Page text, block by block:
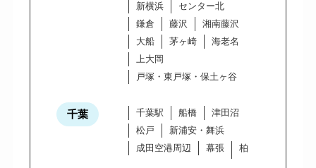
新横浜
センター北
鎌倉
藤沢
湘南藤沢
大船
茅ヶ崎
海老名
上大岡
戸塚・東戸塚・保土ヶ谷
千葉 千葉駅 船橋
津田沼
松戸
新浦安・舞浜
成田空港周辺
幕張 柏